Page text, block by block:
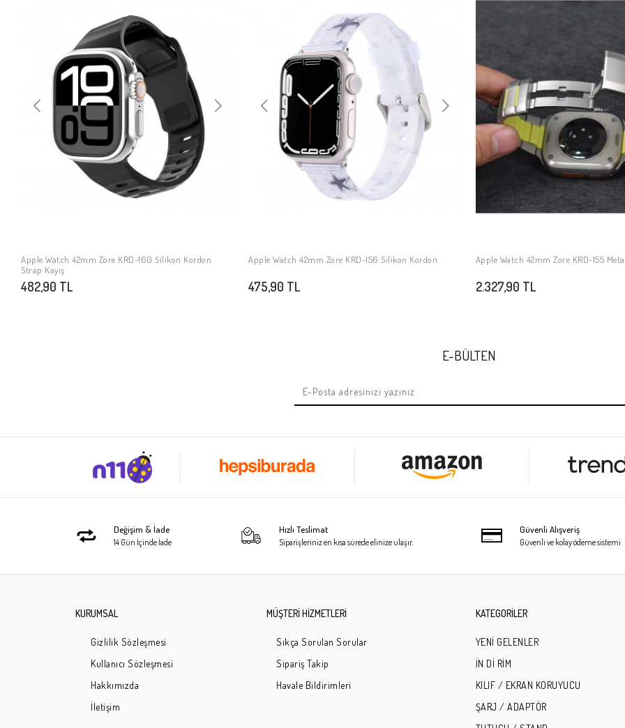
SEPETE EKLE
Apple Watch 42mm Zore KRD-160 Silikon Kordon
Strap Kayış
482,90 TL
SEPETE EKLE
Apple Watch 42mm Zore KRD-156 Silikon Kordon
475,90 TL
SEPETE EKLE
Apple Watch 42mm Zore KRD-155
2.327,90 TL
E-BÜLTEN
Değişim & İade
14 Gün İçinde İade
Hızlı Teslimat
Siparişleriniz en kısa sürede elinize ulaşır.
Güvenli Alışveriş
Güvenli ve kolay ödeme sistemi
KURUMSAL
Gizlilik Sözleşmesi
Kullanıcı Sözleşmesi
Hakkımızda
İletişim
MÜŞTERİ HİZMETLERİ
Sıkça Sorulan Sorular
Sipariş Takip
Havale Bildirimleri
KATEGORİLER
YENİ GELENLER
İN Dİ RİM
KILIF / EKRAN KORUYUCU
ŞARJ / ADAPTÖR